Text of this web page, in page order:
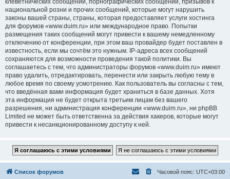
клеветнических сообщений, порнографических сообщений, призывов к
национальной розни и прочих сообщений, которые могут нарушить
законы вашей страны, страны, которая предоставляет услуги хостинга
для форумов «www.duim.ru» или международное право. Попытки
размещения таких сообщений могут привести к вашему немедленному
отключению от конференции, при этом ваш провайдер будет поставлен в
известность, если мы сочтём это нужным. IP-адреса всех сообщений
сохраняются для возможности проведения такой политики. Вы
соглашаетесь с тем, что администраторы форумов «www.duim.ru» имеют
право удалить, отредактировать, перенести или закрыть любую тему в
любое время по своему усмотрению. Как пользователь вы согласны с тем,
что введённая вами информация будет храниться в базе данных. Хотя
эта информация не будет открыта третьим лицам без вашего
разрешения, ни администрация конференции «www.duim.ru», ни phpBB
Limited не может быть ответственна за действия хакеров, которые могут
привести к несанкционированному доступу к ней.
Список форумов Часовой пояс: UTC+03:00